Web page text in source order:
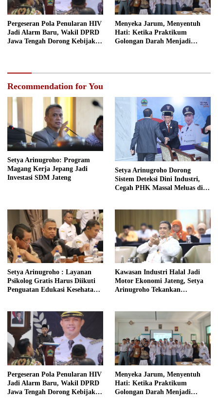
Pergeseran Pola Penularan HIV
Jadi Alarm Baru, Wakil DPRD
Jawa Tengah Dorong Kebijakan
Menyeka Jarum, Menyentuh
Hati: Ketika Praktikum
Golongan Darah Menjadi
Recommendation for You
Setya Arinugroho: Program
Magang Kerja Jepang Jadi
Investasi SDM Jateng
Setya Arinugroho Dorong
Sistem Deteksi Dini Industri,
Cegah PHK Massal Meluas di
Setya Arinugroho : Layanan
Psikolog Gratis Harus Diikuti
Penguatan Edukasi Kesehatan
Kawasan Industri Halal Jadi
Motor Ekonomi Jateng, Setya
Arinugroho Tekankan
Pergeseran Pola Penularan HIV
Jadi Alarm Baru, Wakil DPRD
Jawa Tengah Dorong Kebijakan
Menyeka Jarum, Menyentuh
Hati: Ketika Praktikum
Golongan Darah Menjadi